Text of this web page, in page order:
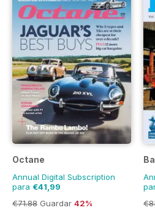
Octane
Annual Digital Subscription
para €41,99
€71.88 Guardar 42%